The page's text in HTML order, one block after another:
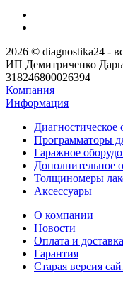
2026 © diagnostika24 -
ИП Демитриченко
318246800026394
Компания
Информация
Диагностическое
Программаторы
Гаражное
Дополнительное
Толщиномеры
Аксессуары
О компании
Новости
Оплата и доставка
Гарантия
Старая версия